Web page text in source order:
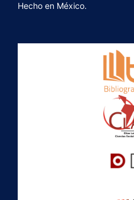
Hecho en México.